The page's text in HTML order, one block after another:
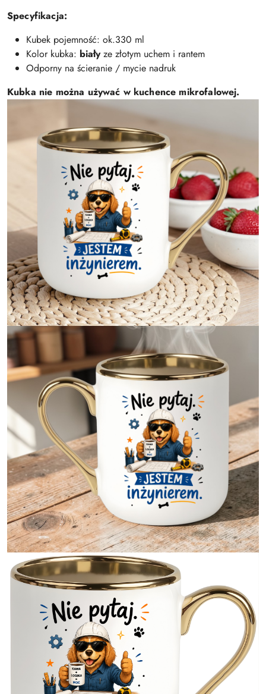
Specyfikacja:
Kubek pojemność: ok.330 ml
Kolor kubka: białyze złotym uchem i rantem
Odporny na ścieranie / mycie nadruk
Kubka nie można używać w kuchence mikrofalowej.